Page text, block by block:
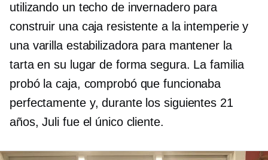
utilizando un techo de invernadero para
construir una caja resistente a la intemperie y
una varilla estabilizadora para mantener la
tarta en su lugar de forma segura. La familia
probó la caja, comprobó que funcionaba
perfectamente y, durante los siguientes 21
años, Juli fue el único cliente.